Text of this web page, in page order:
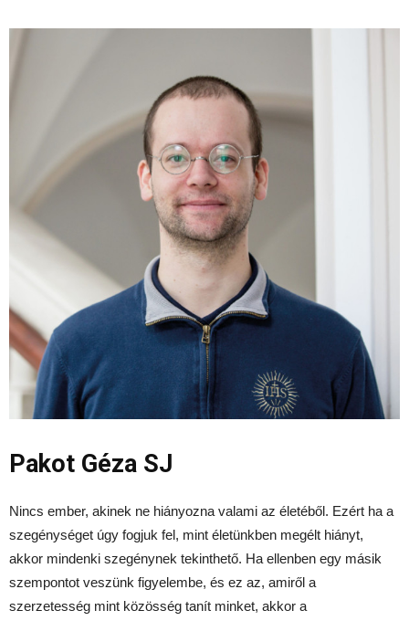
Pakot Géza SJ
Nincs ember, akinek ne hiányozna valami az életéből. Ezért ha a
szegénységet úgy fogjuk fel, mint életünkben megélt hiányt,
akkor mindenki szegénynek tekinthető. Ha ellenben egy másik
szempontot veszünk figyelembe, és ez az, amiről a
szerzetesség mint közösség tanít minket, akkor a